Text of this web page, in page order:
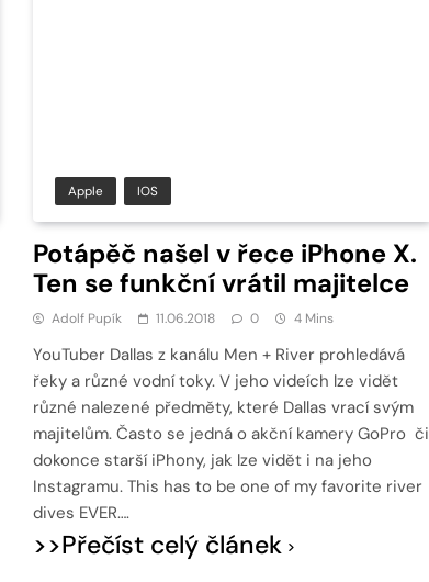
Apple IOS
Potápěč našel v řece iPhone X.
Ten se funkční vrátil majitelce
Adolf Pupík 11.06.2018 0 4 Mins
YouTuber Dallas z kanálu Men + River prohledává
řeky a různé vodní toky. V jeho videích lze vidět
různé nalezené předměty, které Dallas vrací svým
majitelům. Často se jedná o akční kamery GoPro či
dokonce starší iPhony, jak lze vidět i na jeho
Instagramu. This has to be one of my favorite river
dives EVER….
>>Přečíst celý článek